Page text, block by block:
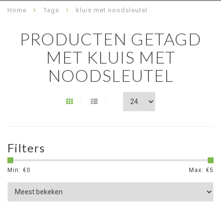
Home Tags kluis met noodsleutel
PRODUCTEN GETAGD
MET KLUIS MET
NOODSLEUTEL
Filters
Min: €0 Max: €5